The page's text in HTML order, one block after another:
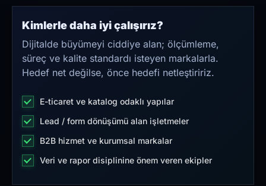
Kimlerle daha iyi çalışırız?
Dijitalde büyümeyi ciddiye alan; ölçümleme,
süreç ve kalite standardı isteyen markalarla.
Hedef net değilse, önce hedefi netleştiririz.
E-ticaret ve katalog odaklı yapılar
Lead / form dönüşümü alan işletmeler
B2B hizmet ve kurumsal markalar
Veri ve rapor disiplinine önem veren ekipler